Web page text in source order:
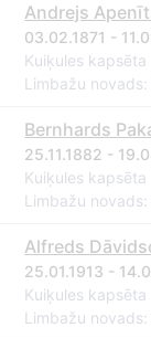
Andrejs
03.02.1871 -
Kuiķules kapsēta
Limbažu
Bernhards
25.11.1882 -
Kuiķules kapsēta
Limbažu
Alfreds
25.01.1913 -
Kuiķules kapsēta
Limbažu